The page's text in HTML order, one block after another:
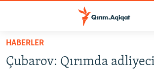
Esas
qaytmaq
HABERLER
HABERLER
Çubarov: Qırımda